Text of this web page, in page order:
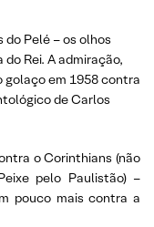
Pelé – os olhos
Rei. A admiração,
golaço em 1958 contra
de Carlos
o Corinthians (não
pelo Paulistão) –
pouco mais contra a